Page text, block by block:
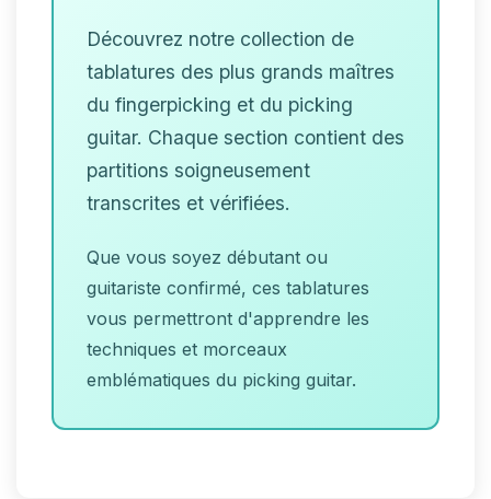
Découvrez notre collection de
tablatures des plus grands maîtres
du fingerpicking et du picking
guitar. Chaque section contient des
partitions soigneusement
transcrites et vérifiées.
Que vous soyez débutant ou
guitariste confirmé, ces tablatures
vous permettront d'apprendre les
techniques et morceaux
emblématiques du picking guitar.